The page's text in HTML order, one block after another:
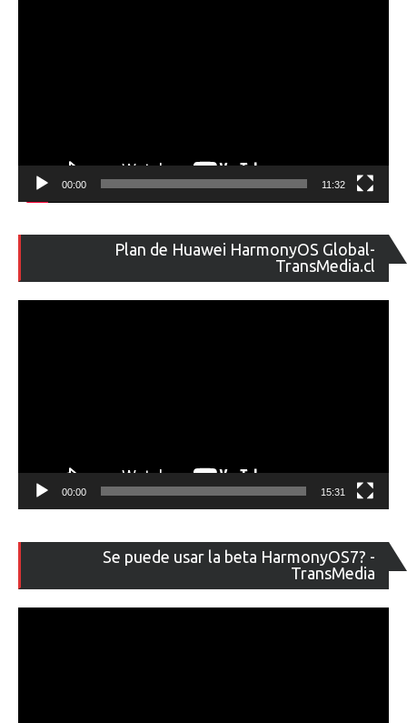
00:00 11:32
Plan de Huawei HarmonyOS Global-
TransMedia.cl
de
00:00 15:31
Se puede usar la beta HarmonyOS7? -
TransMedia
de